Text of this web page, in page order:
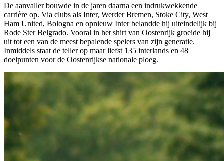
De aanvaller bouwde in de jaren daarna een indrukwekkende
carrière op. Via clubs als Inter, Werder Bremen, Stoke City, West
Ham United, Bologna en opnieuw Inter belandde hij uiteindelijk bij
Rode Ster Belgrado. Vooral in het shirt van Oostenrijk groeide hij
uit tot een van de meest bepalende spelers van zijn generatie.
Inmiddels staat de teller op maar liefst 135 interlands en 48
doelpunten voor de Oostenrijkse nationale ploeg.